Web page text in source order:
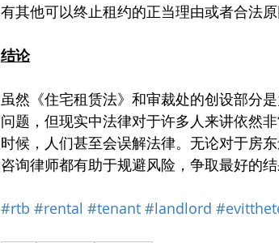
有其他可以终止租约的正当理由或者合法
结论
虽然《住宅租赁法》和审裁处的创设部分
问题，但现实中法律对于许多人来讲依然
时候，人们甚至会误解法律。无论对于房
咨询律师都有助于规避风险，争取最好的结
#rtb #rental #tenant #landlord